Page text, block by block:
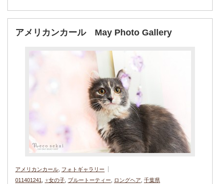
アメリカンカール May Photo Gallery
アメリカンカール フォトギャラリー
011401241
♀女の子 ブルートーティー ロングヘア 千葉県